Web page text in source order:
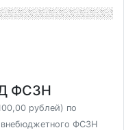
ФСЗН
рублей) по
внебюджетного ФСЗН